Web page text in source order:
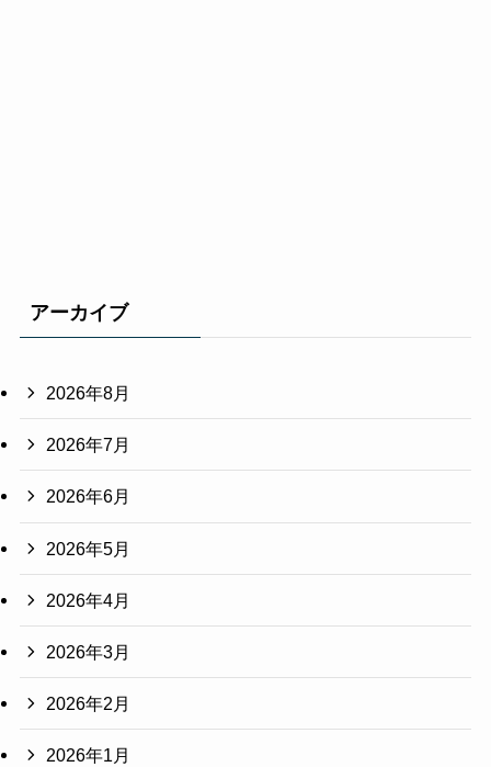
アーカイブ
2026年8月
2026年7月
2026年6月
2026年5月
2026年4月
2026年3月
2026年2月
2026年1月